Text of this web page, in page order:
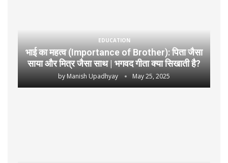
EDUCATION
भाई का महत्व (Importance of Brother): पिता जैसा
साया और मित्र जैसा साथ | भगवद गीता क्या सिखाती है?
by Manish Upadhyay May 25, 2025